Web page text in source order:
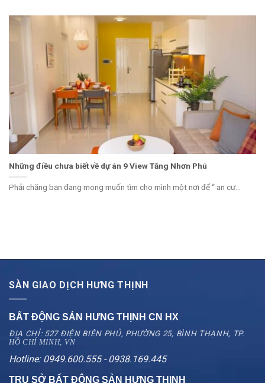
Những điều chưa biết về dự án 9 View Tăng Nhơn Phú
Phải chăng bạn đang mong muốn tìm cho mình một nơi để “ an cư...
SÀN GIAO DỊCH HƯNG THỊNH
BẤT ĐỘNG SẢN HƯNG THỊNH CN HX
ĐỊA CHỈ: 527 ĐIỆN BIÊN PHỦ, PHƯỜNG 25, BÌNH THẠNH, TP.
HỒ CHÍ MINH, VN
Hotline: 0949.600.555 - 0938.169.445
TRỤ SỞ BẤT ĐỘNG SẢN HƯNG THỊNH